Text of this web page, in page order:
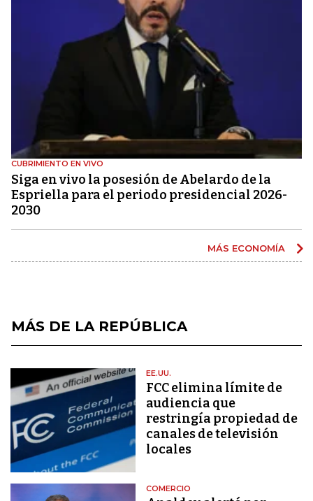
CUBRIMIENTO EN VIVO
Siga en vivo la posesión de Abelardo de la
Espriella para el periodo presidencial 2026-
2030
MÁS ECONOMÍA
MÁS DE LA REPÚBLICA
EE.UU.
FCC elimina límite de
audiencia que
restringía propiedad de
canales de televisión
locales
COMERCIO